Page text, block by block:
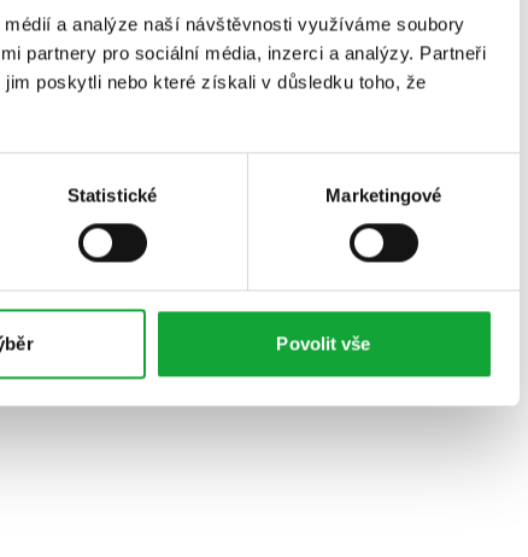
a analýze naší návštěvnosti využíváme soubory
partnery pro sociální média, inzerci a analýzy. Partneři
poskytli nebo které získali v důsledku toho, že
Statistické Marketingové
Povolit vše